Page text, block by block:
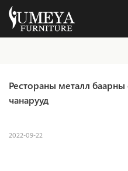
Рестораны металл
чанарууд
2022-09-22